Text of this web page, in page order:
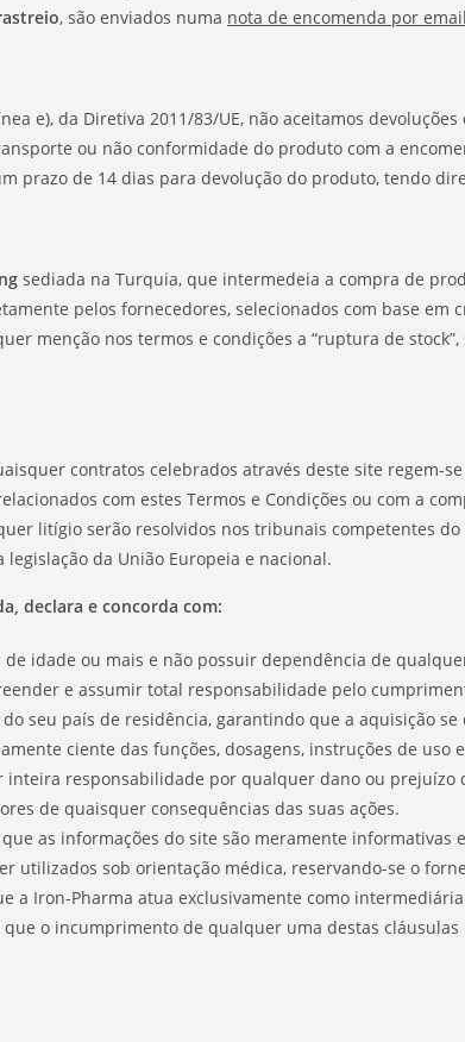
, são enviados numa nota de encomenda por email
e), da Diretiva 2011/83/UE, não aceitamos
ou não conformidade do produto com a
prazo de 14 dias para devolução do produto, tendo
sediada na Turquia, que intermedeia a compra de
pelos fornecedores, selecionados com base
menção nos termos e condições a “ruptura de
contratos celebrados através deste site regem-
com estes Termos e Condições ou com a
litígio serão resolvidos nos tribunais competentes
da União Europeia e nacional.
declara e concorda com:
de idade ou mais e não possuir dependência de
e assumir total responsabilidade pelo
seu país de residência, garantindo que a aquisição
ciente das funções, dosagens, instruções de
inteira responsabilidade por qualquer dano ou
de quaisquer consequências das suas ações.
que as informações do site são meramente
utilizados sob orientação médica, reservando-se o
a Iron-Pharma atua exclusivamente como
que o incumprimento de qualquer uma destas